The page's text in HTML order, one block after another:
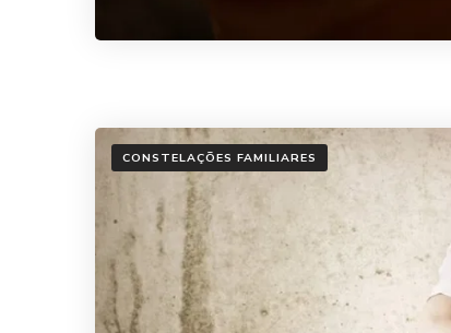
CONSTELAÇÕES FAMILIARES